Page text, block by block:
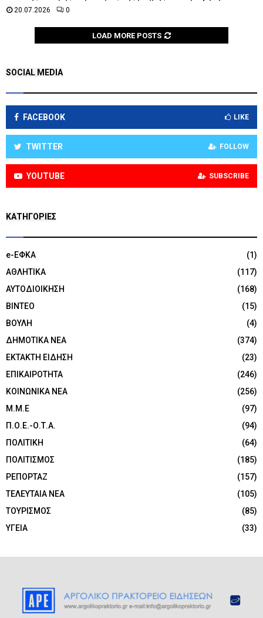
20.07.2026 0
LOAD MORE POSTS
SOCIAL MEDIA
FACEBOOK LIKE
TWITTER FOLLOW
YOUTUBE SUBSCRIBE
KΑΤΗΓΟΡΊΕΣ
e-ΕΦΚΑ
(1)
ΑΘΛΗΤΙΚΑ
(117)
ΑΥΤΟΔΙΟΙΚΗΣΗ
(168)
ΒΙΝΤΕΟ
(15)
ΒΟΥΛΗ
(4)
ΔΗΜΟΤΙΚΑ ΝΕΑ
(374)
ΕΚΤΑΚΤΗ ΕΙΔΗΣΗ
(23)
ΕΠΙΚΑΙΡΟΤΗΤΑ
(246)
ΚΟΙΝΩΝΙΚΑ ΝΕΑ
(256)
Μ.Μ.Ε
(97)
Π.Ο.Ε.-Ο.Τ.Α.
(94)
ΠΟΛΙΤΙΚΗ
(64)
ΠΟΛΙΤΙΣΜΟΣ
(185)
ΡΕΠΟΡΤΑΖ
(157)
ΤΕΛΕΥΤΑΙΑ ΝΕΑ
(105)
ΤΟΥΡΙΣΜΟΣ
(85)
ΥΓΕΙΑ
(33)